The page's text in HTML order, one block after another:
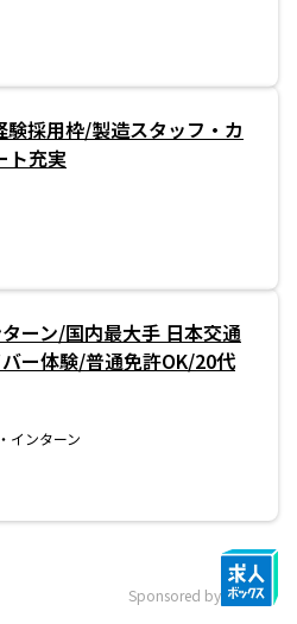
験採用枠/製造スタッフ・カ
ト充実
ーン/国内最大手 日本交通
ー体験/普通免許OK/20代
インターン
Sponsored by